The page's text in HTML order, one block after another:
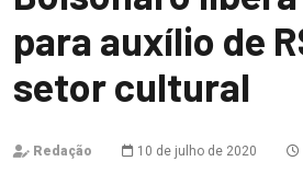
para auxílio de
setor cultural
Redação 10 de julho de 2020